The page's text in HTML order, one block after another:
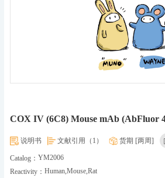
COX IV (6C8) Mouse mAb (AbFluor
说明书 文献引用（1） 货期 [两周]
Catalog： YM2006
Reactivity： Human,Mouse,Rat